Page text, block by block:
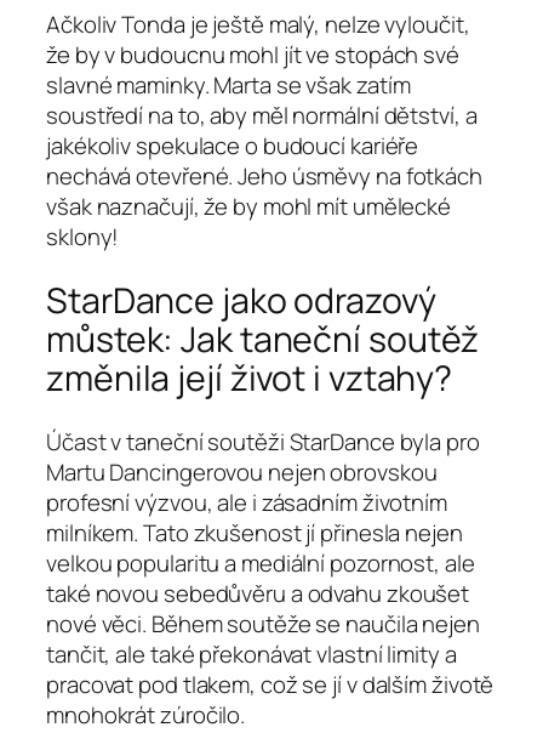
Ačkoliv Tonda je ještě malý, nelze vyloučit,
že by v budoucnu mohl jít ve stopách své
slavné maminky. Marta se však zatím
soustředí na to, aby měl normální dětství, a
jakékoliv spekulace o budoucí kariéře
nechává otevřené. Jeho úsměvy na fotkách
však naznačují, že by mohl mít umělecké
sklony!
StarDance jako odrazový
můstek: Jak taneční soutěž
změnila její život i vztahy?
Účast v taneční soutěži StarDance byla pro
Martu Dancingerovou nejen obrovskou
profesní výzvou, ale i zásadním životním
milníkem. Tato zkušenost jí přinesla nejen
velkou popularitu a mediální pozornost, ale
také novou sebedůvěru a odvahu zkoušet
nové věci. Během soutěže se naučila nejen
tančit, ale také překonávat vlastní limity a
pracovat pod tlakem, což se jí v dalším životě
mnohokrát zúročilo.